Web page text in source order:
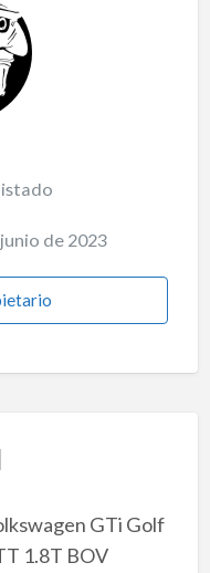
de 2023
GTi Golf
1.8T BOV